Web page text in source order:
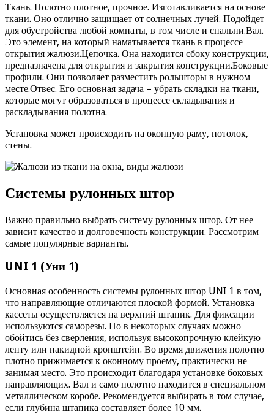
Ткань. Полотно плотное, прочное. Изготавливается на основе
ткани. Оно отлично защищает от солнечных лучей. Подойдет
для обустройства любой комнаты, в том числе и спальни.Вал.
Это элемент, на который наматывается ткань в процессе
открытия жалюзи.Цепочка. Она находится сбоку конструкции,
предназначена для открытия и закрытия конструкции.Боковые
профили. Они позволяет разместить рольшторы в нужном
месте.Отвес. Его основная задача – убрать складки на ткани,
которые могут образоваться в процессе складывания и
раскладывания полотна.
Установка может происходить на оконную раму, потолок,
стены.
Системы рулонных штор
Важно правильно выбрать систему рулонных штор. От нее
зависит качество и долговечность конструкции. Рассмотрим
самые популярные варианты.
UNI 1 (Уни 1)
Основная особенность системы рулонных штор UNI 1 в том,
что направляющие отличаются плоской формой. Установка
кассеты осуществляется на верхний штапик. Для фиксации
используются саморезы. Но в некоторых случаях можно
обойтись без сверления, используя высокопрочную клейкую
ленту или накидной кронштейн. Во время движения полотно
плотно прижимается к оконному проему, практически не
занимая место. Это происходит благодаря установке боковых
направляющих. Вал и само полотно находится в специальном
металлическом коробе. Рекомендуется выбирать в том случае,
если глубина штапика составляет более 10 мм.